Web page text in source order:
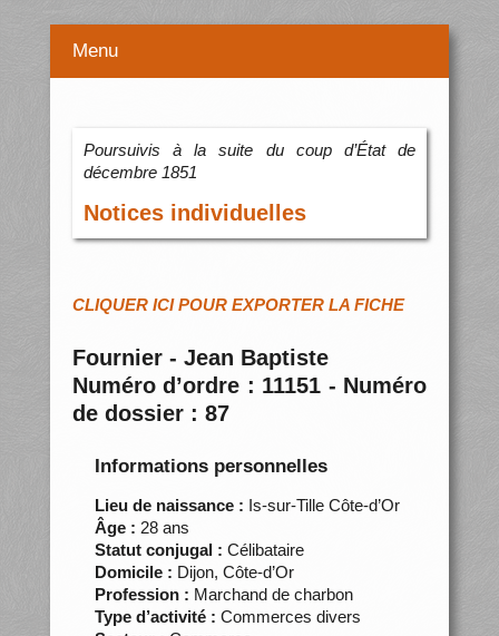
Menu
Poursuivis à la suite du coup d’État de
décembre 1851
Notices individuelles
CLIQUER ICI POUR EXPORTER LA FICHE
Fournier - Jean Baptiste
Numéro d’ordre : 11151 - Numéro
de dossier : 87
Informations personnelles
Lieu de naissance : Is-sur-Tille Côte-d’Or
Âge : 28 ans
Statut conjugal : Célibataire
Domicile : Dijon, Côte-d’Or
Profession : Marchand de charbon
Type d’activité : Commerces divers